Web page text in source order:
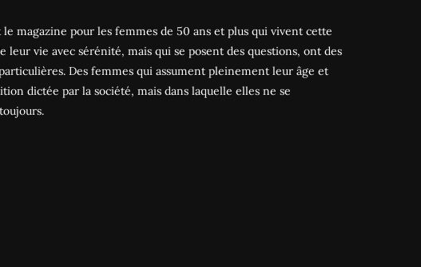
le magazine pour les femmes de 50 ans et plus qui vivent cette
leur vie avec sérénité, mais qui se posent des questions, ont des
Des femmes qui assument pleinement leur âge et
dictée par la société, mais dans laquelle elles ne se